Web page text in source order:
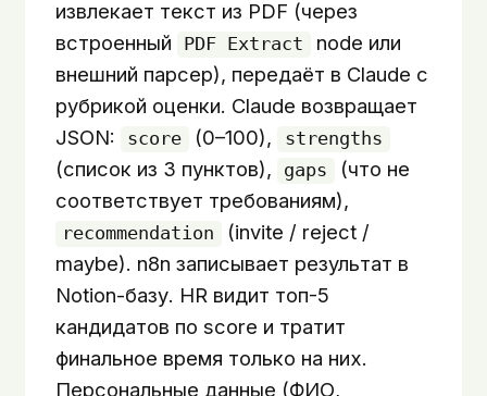
извлекает текст из PDF (через
встроенный
PDF Extract
node или
внешний парсер), передаёт в Claude с
рубрикой оценки. Claude возвращает
JSON:
score (0–100), strengths
(список из 3 пунктов), gaps
(что не
соответствует требованиям),
recommendation
(invite / reject /
maybe). n8n записывает результат в
Notion-базу. HR видит топ-5
кандидатов по score и тратит
финальное время только на них.
Персональные данные (ФИО,